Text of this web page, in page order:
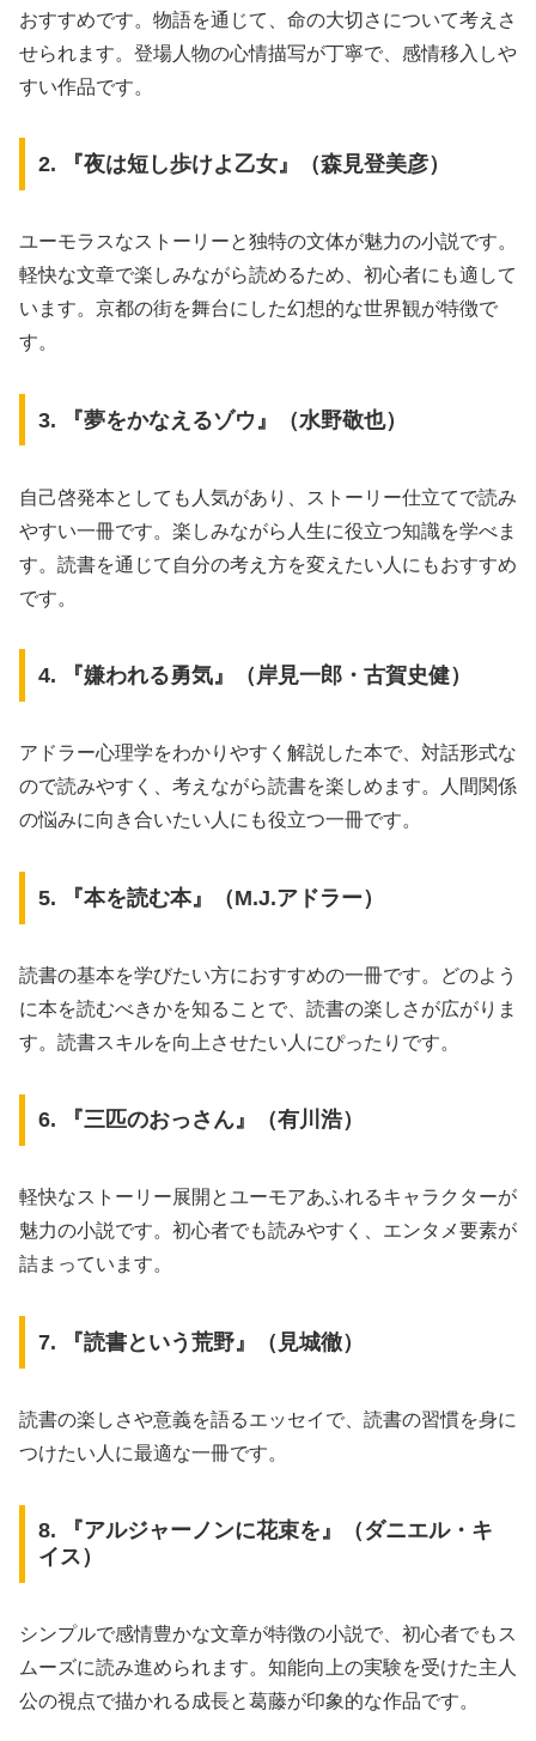
おすすめです。物語を通じて、命の大切さについて考えさ
せられます。登場人物の心情描写が丁寧で、感情移入しや
すい作品です。
2. 『夜は短し歩けよ乙女』（森見登美彦）
ユーモラスなストーリーと独特の文体が魅力の小説です。
軽快な文章で楽しみながら読めるため、初心者にも適して
います。京都の街を舞台にした幻想的な世界観が特徴で
す。
3. 『夢をかなえるゾウ』（水野敬也）
自己啓発本としても人気があり、ストーリー仕立てで読み
やすい一冊です。楽しみながら人生に役立つ知識を学べま
す。読書を通じて自分の考え方を変えたい人にもおすすめ
です。
4. 『嫌われる勇気』（岸見一郎・古賀史健）
アドラー心理学をわかりやすく解説した本で、対話形式な
ので読みやすく、考えながら読書を楽しめます。人間関係
の悩みに向き合いたい人にも役立つ一冊です。
5. 『本を読む本』（M.J.アドラー）
読書の基本を学びたい方におすすめの一冊です。どのよう
に本を読むべきかを知ることで、読書の楽しさが広がりま
す。読書スキルを向上させたい人にぴったりです。
6. 『三匹のおっさん』（有川浩）
軽快なストーリー展開とユーモアあふれるキャラクターが
魅力の小説です。初心者でも読みやすく、エンタメ要素が
詰まっています。
7. 『読書という荒野』（見城徹）
読書の楽しさや意義を語るエッセイで、読書の習慣を身に
つけたい人に最適な一冊です。
8. 『アルジャーノンに花束を』（ダニエル・キ
イス）
シンプルで感情豊かな文章が特徴の小説で、初心者でもス
ムーズに読み進められます。知能向上の実験を受けた主人
公の視点で描かれる成長と葛藤が印象的な作品です。